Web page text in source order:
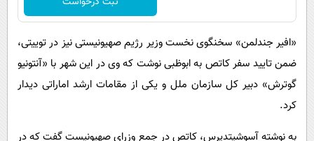
«افیر جندلمن» سخنگوی نخست وزیر رژیم صهیونیستی نیز در توییتی،
ضمن تایید سفر کاتص به ابوظبی نوشت که وی در این شهر با «آنتونیو
گوترش» دبیر کل سازمان ملل و یکی از مقامات ارشد اماراتی دیدار
کرد.
به نوشته آسوشیتدپرس، کاتص در جمع وزرای صهیونیست گفت که در